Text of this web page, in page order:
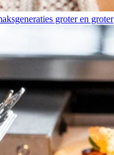
groter en groter